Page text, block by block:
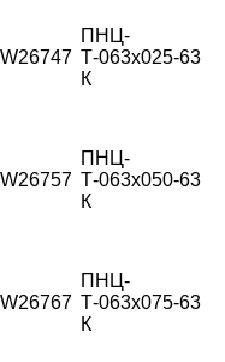
W26747
ПНЦ-
Т-063х025-
К
63
W26757
ПНЦ-
Т-063х050-
К
63
W26767
ПНЦ-
Т-063х075-
К
63